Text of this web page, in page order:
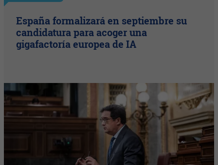
España formalizará en septiembre su
candidatura para acoger una
gigafactoría europea de IA